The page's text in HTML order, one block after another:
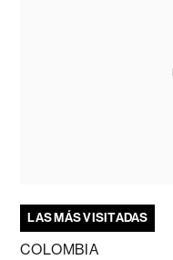
LAS MÁS VISITADAS
COLOMBIA